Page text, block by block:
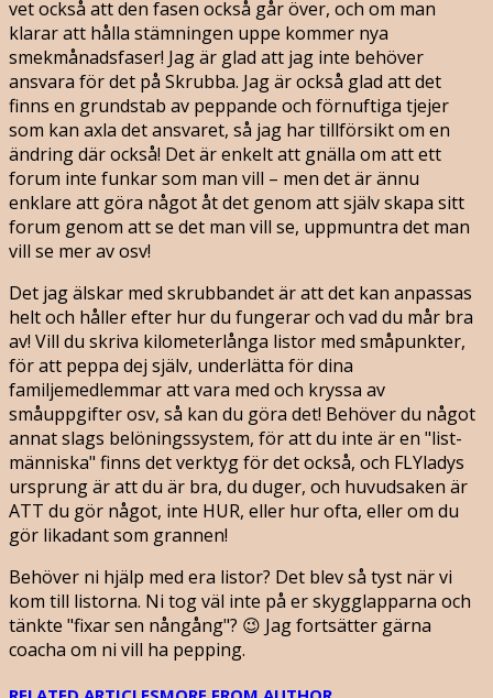
vet också att den fasen också går över, och om man
klarar att hålla stämningen uppe kommer nya
smekmånadsfaser! Jag är glad att jag inte behöver
ansvara för det på Skrubba. Jag är också glad att det
finns en grundstab av peppande och förnuftiga tjejer
som kan axla det ansvaret, så jag har tillförsikt om en
ändring där också! Det är enkelt att gnälla om att ett
forum inte funkar som man vill – men det är ännu
enklare att göra något åt det genom att själv skapa sitt
forum genom att se det man vill se, uppmuntra det man
vill se mer av osv!
Det jag älskar med skrubbandet är att det kan anpassas
helt och håller efter hur du fungerar och vad du mår bra
av! Vill du skriva kilometerlånga listor med småpunkter,
för att peppa dej själv, underlätta för dina
familjemedlemmar att vara med och kryssa av
småuppgifter osv, så kan du göra det! Behöver du något
annat slags belöningssystem, för att du inte är en "list-
människa" finns det verktyg för det också, och FLYladys
ursprung är att du är bra, du duger, och huvudsaken är
ATT du gör något, inte HUR, eller hur ofta, eller om du
gör likadant som grannen!
Behöver ni hjälp med era listor? Det blev så tyst när vi
kom till listorna. Ni tog väl inte på er skygglapparna och
tänkte "fixar sen nångång"? 😉 Jag fortsätter gärna
coacha om ni vill ha pepping.